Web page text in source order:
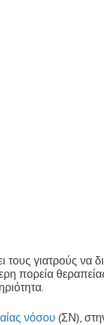
τους γιατρούς να
πορεία
νόσου (ΣΝ),